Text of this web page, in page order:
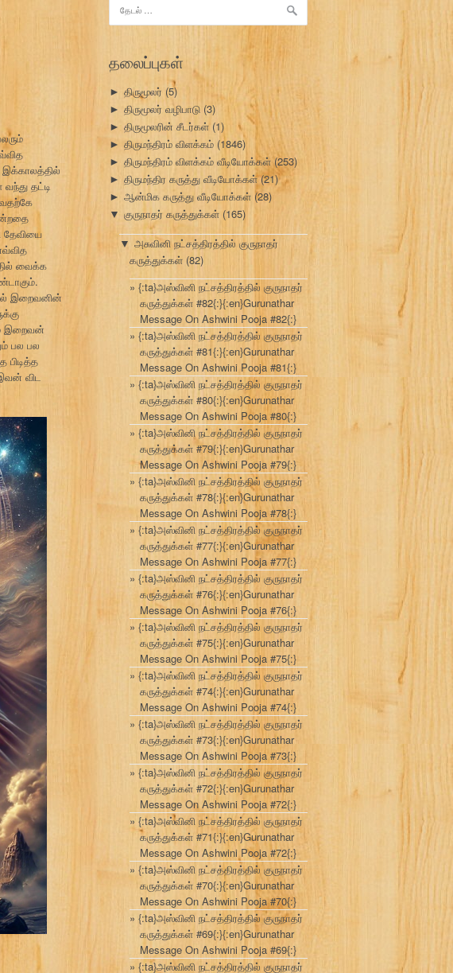
இக்காலத்தில்
தட்டி
தேவியை
வைக்க
இறைவனின்
இறைவன்
பல பல
விட
தேடு:
தலைப்புகள்
► திருமூலர் (5)
► திருமூலர் வழிபாடு (3)
► திருமூலரின் சீடர்கள் (1)
► திருமந்திரம் விளக்கம் (1846)
► திருமந்திரம் விளக்கம் வீடியோக்கள்(253)
► திருமந்திர கருத்து வீடியோக்கள்(21)
► ஆன்மிக கருத்து வீடியோக்கள் (28)
▼ குருநாதர் கருத்துக்கள் (165)
▼ அசுவினி நட்சத்திரத்தில் குருநாதர்
கருத்துக்கள் (82)
{:ta}அஸ்வினி நட்சத்திரத்தில் குருநாதர்
கருத்துக்கள் #82{:}{:en}Gurunathar
Message On Ashwini Pooja #82{:}
{:ta}அஸ்வினி நட்சத்திரத்தில் குருநாதர்
கருத்துக்கள் #81{:}{:en}Gurunathar
Message On Ashwini Pooja #81{:}
{:ta}அஸ்வினி நட்சத்திரத்தில் குருநாதர்
கருத்துக்கள் #80{:}{:en}Gurunathar
Message On Ashwini Pooja #80{:}
{:ta}அஸ்வினி நட்சத்திரத்தில் குருநாதர்
கருத்துக்கள் #79{:}{:en}Gurunathar
Message On Ashwini Pooja #79{:}
{:ta}அஸ்வினி நட்சத்திரத்தில் குருநாதர்
கருத்துக்கள் #78{:}{:en}Gurunathar
Message On Ashwini Pooja #78{:}
{:ta}அஸ்வினி நட்சத்திரத்தில் குருநாதர்
கருத்துக்கள் #77{:}{:en}Gurunathar
Message On Ashwini Pooja #77{:}
{:ta}அஸ்வினி நட்சத்திரத்தில் குருநாதர்
கருத்துக்கள் #76{:}{:en}Gurunathar
Message On Ashwini Pooja #76{:}
{:ta}அஸ்வினி நட்சத்திரத்தில் குருநாதர்
கருத்துக்கள் #75{:}{:en}Gurunathar
Message On Ashwini Pooja #75{:}
{:ta}அஸ்வினி நட்சத்திரத்தில் குருநாதர்
கருத்துக்கள் #74{:}{:en}Gurunathar
Message On Ashwini Pooja #74{:}
{:ta}அஸ்வினி நட்சத்திரத்தில் குருநாதர்
கருத்துக்கள் #73{:}{:en}Gurunathar
Message On Ashwini Pooja #73{:}
{:ta}அஸ்வினி நட்சத்திரத்தில் குருநாதர்
கருத்துக்கள் #72{:}{:en}Gurunathar
Message On Ashwini Pooja #72{:}
{:ta}அஸ்வினி நட்சத்திரத்தில் குருநாதர்
கருத்துக்கள் #71{:}{:en}Gurunathar
Message On Ashwini Pooja #72{:}
{:ta}அஸ்வினி நட்சத்திரத்தில் குருநாதர்
கருத்துக்கள் #70{:}{:en}Gurunathar
Message On Ashwini Pooja #70{:}
{:ta}அஸ்வினி நட்சத்திரத்தில் குருநாதர்
கருத்துக்கள் #69{:}{:en}Gurunathar
Message On Ashwini Pooja #69{:}
{:ta}அஸ்வினி நட்சத்திரத்தில் குருநாதர்